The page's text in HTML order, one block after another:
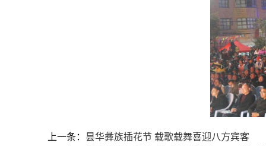
上一条： 昙华彝族插花节 载歌载舞喜迎八方宾客